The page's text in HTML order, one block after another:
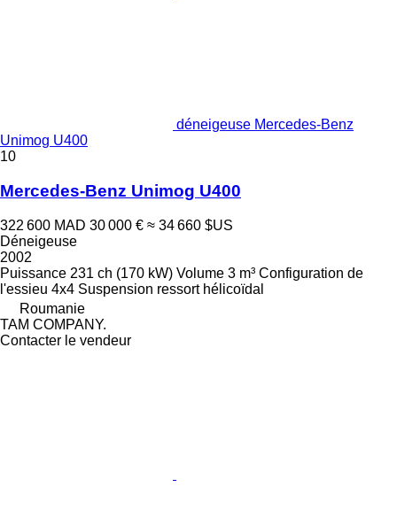
déneigeuse Mercedes-Benz
Unimog U400
10
Mercedes-Benz Unimog U400
322 600 MAD 30 000 € ≈ 34 660 $US
Déneigeuse
2002
Puissance 231 ch (170 kW) Volume 3 m³ Configuration de
l'essieu 4x4 Suspension ressort hélicoïdal
Roumanie
TAM COMPANY.
Contacter le vendeur